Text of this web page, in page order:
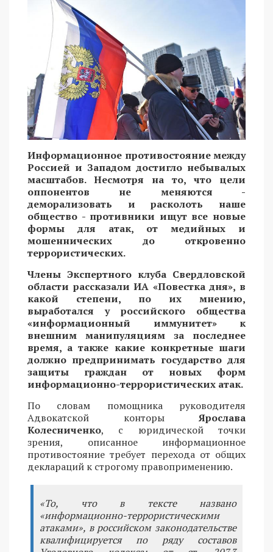
Информационное противостояние между
Россией и Западом достигло небывалых
масштабов. Несмотря на то, что цели
оппонентов не меняются -
деморализовать и расколоть наше
общество - противники ищут все новые
формы для атак, от медийных и
мошеннических до откровенно
террористических.
Члены Экспертного клуба Свердловской
области рассказали ИА «Повестка дня», в
какой степени, по их мнению,
выработался у российского общества
«информационный иммунитет» к
внешним манипуляциям за последнее
время, а также какие конкретные шаги
должно предпринимать государство для
защиты граждан от новых форм
информационно-террористических атак.
По словам помощника руководителя
Адвокатской конторыЯрослава
Колесниченко, с юридической точки
зрения, описанное информационное
противостояние требует перехода от общих
деклараций к строгому правоприменению.
«То, что в тексте названо
«информационно-террористическими
атаками», в российском законодательстве
квалифицируется по ряду составов